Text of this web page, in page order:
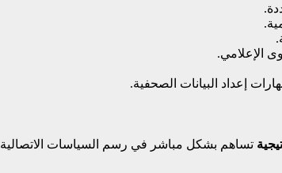
الإعلامي.
إعداد البيانات الصحفية.
تساهم بشكل مباشر في رسم السياسات الاتصالية